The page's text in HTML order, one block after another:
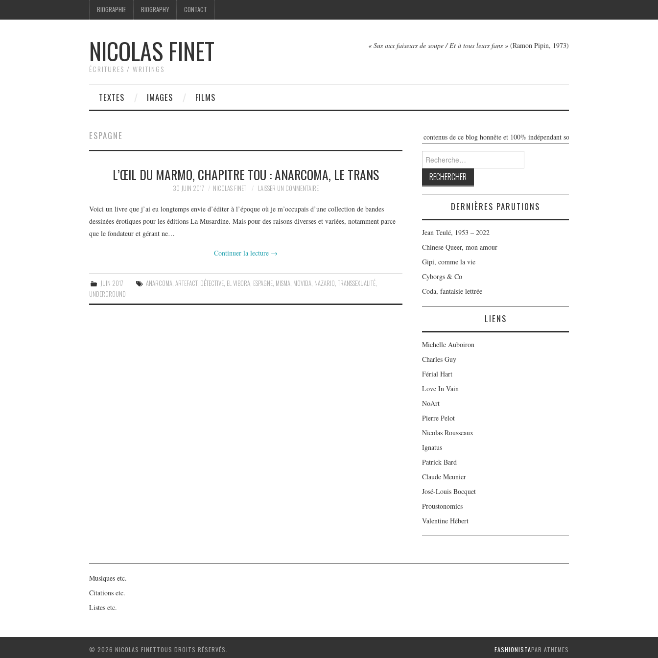
BIOGRAPHIE BIOGRAPHY CONTACT
NICOLAS FINET
ÉCRITURES / WRITINGS
« Sus aux faiseurs de soupe / Et à tous leurs fans » (Ramon Pipin, 1973)
TEXTES IMAGES FILMS
ESPAGNE
L’ŒIL DU MARMO, CHAPITRE TOU : ANARCOMA, LE TRANS
30 JUIN 2017 NICOLAS FINET LAISSER UN COMMENTAIRE
Voici un livre que j’ai eu longtemps envie d’éditer à l’époque où je m’occupais d’une collection de bandes
dessinées érotiques pour les éditions La Musardine. Mais pour des raisons diverses et variées, notamment parce
que le fondateur et gérant ne…
Continuer la lecture →
JUIN 2017 ANARCOMA ,ARTEFACT, DÉTECTIVE EL VIBORA ESPAGNE MISMA MOVIDA NAZARIO ,TRANSSEXUALITÉ
UNDERGROUND
Les contenus de ce blog honnête et 100% indépendant sont libres de toute publicité.
Rechercher :
DERNIÈRES PARUTIONS
Jean Teulé, 1953 – 2022
Chinese Queer, mon amour
Gipi, comme la vie
Cyborgs & Co
Coda, fantaisie lettrée
LIENS
Michelle Auboiron
Charles Guy
Férial Hart
Love In Vain
NoArt
Pierre Pelot
Nicolas Rousseaux
Ignatus
Patrick Bard
Claude Meunier
José-Louis Bocquet
Proustonomics
Valentine Hébert
Musiques etc.
Citations etc.
Listes etc.
© 2026 NICOLAS FINETTOUS DROITS RÉSERVÉS. FASHIONISTAPAR ATHEMES